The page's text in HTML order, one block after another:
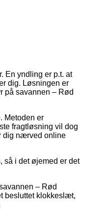
En yndling er p.t. at
dig. Løsningen er
på savannen – Rød
Metoden er
fragtløsning vil dog
dig nærved online
så i det øjemed er det
– Rød
besluttet klokkeslæt,